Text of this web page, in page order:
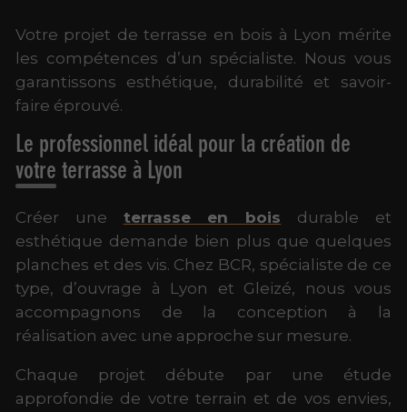
Votre projet de terrasse en bois à Lyon mérite
les compétences d’un spécialiste. Nous vous
garantissons esthétique, durabilité et savoir-
faire éprouvé.
Le professionnel idéal pour la création de
votre terrasse à Lyon
Créer une terrasse en bois durable et
esthétique demande bien plus que quelques
planches et des vis. Chez BCR, spécialiste de ce
type, d’ouvrage à Lyon et Gleizé, nous vous
accompagnons de la conception à la
réalisation avec une approche sur mesure.
Chaque projet débute par une étude
approfondie de votre terrain et de vos envies,